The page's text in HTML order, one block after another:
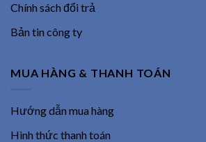
Chính sách đổi trả
Bản tin công ty
MUA HÀNG & THANH TOÁN
Hướng dẫn mua hàng
Hình thức thanh toán